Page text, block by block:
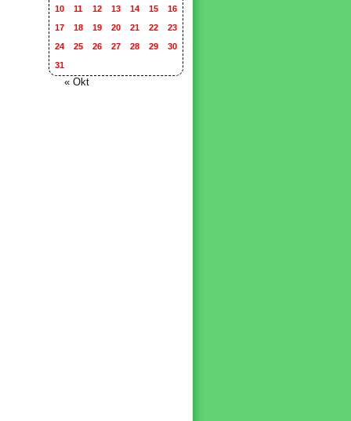
10
11 12 13 14 15
16
17
18 19 20 21 22
23
24
25 26 27 28 29
30
31
« Okt